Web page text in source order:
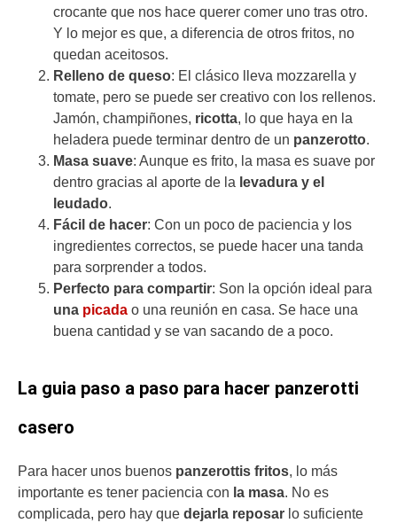
crocante que nos hace querer comer uno tras otro.
Y lo mejor es que, a diferencia de otros fritos, no
quedan aceitosos.
Relleno de queso: El clásico lleva mozzarella y
tomate, pero se puede ser creativo con los rellenos.
Jamón, champiñones, ricotta, lo que haya en la
heladera puede terminar dentro de un panzerotto.
Masa suave: Aunque es frito, la masa es suave por
dentro gracias al aporte de la levadura y el
leudado.
Fácil de hacer: Con un poco de paciencia y los
ingredientes correctos, se puede hacer una tanda
para sorprender a todos.
Perfecto para compartir: Son la opción ideal para
una picada o una reunión en casa. Se hace una
buena cantidad y se van sacando de a poco.
La guia paso a paso para hacer panzerotti
casero
Para hacer unos buenos panzerottis fritos, lo más
importante es tener paciencia con la masa. No es
complicada, pero hay que dejarla reposar lo suficiente